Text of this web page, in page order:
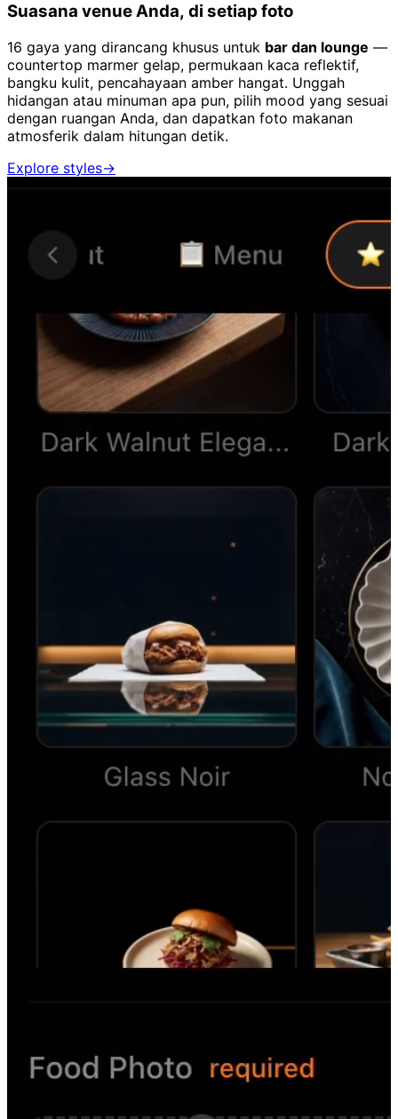
Suasana venue Anda, di setiap foto
16 gaya yang dirancang khusus untuk bar dan lounge —
countertop marmer gelap, permukaan kaca reflektif,
bangku kulit, pencahayaan amber hangat. Unggah
hidangan atau minuman apa pun, pilih mood yang sesuai
dengan ruangan Anda, dan dapatkan foto makanan
atmosferik dalam hitungan detik.
Explore styles→